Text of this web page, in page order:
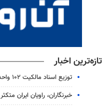
تازه‌ترین اخبار
توزیع اسناد مالکیت ۱۰۲ واحد مسکونی شهرک جانبازان اسدآباد
خبرنگاران، راویان ایران متکثر